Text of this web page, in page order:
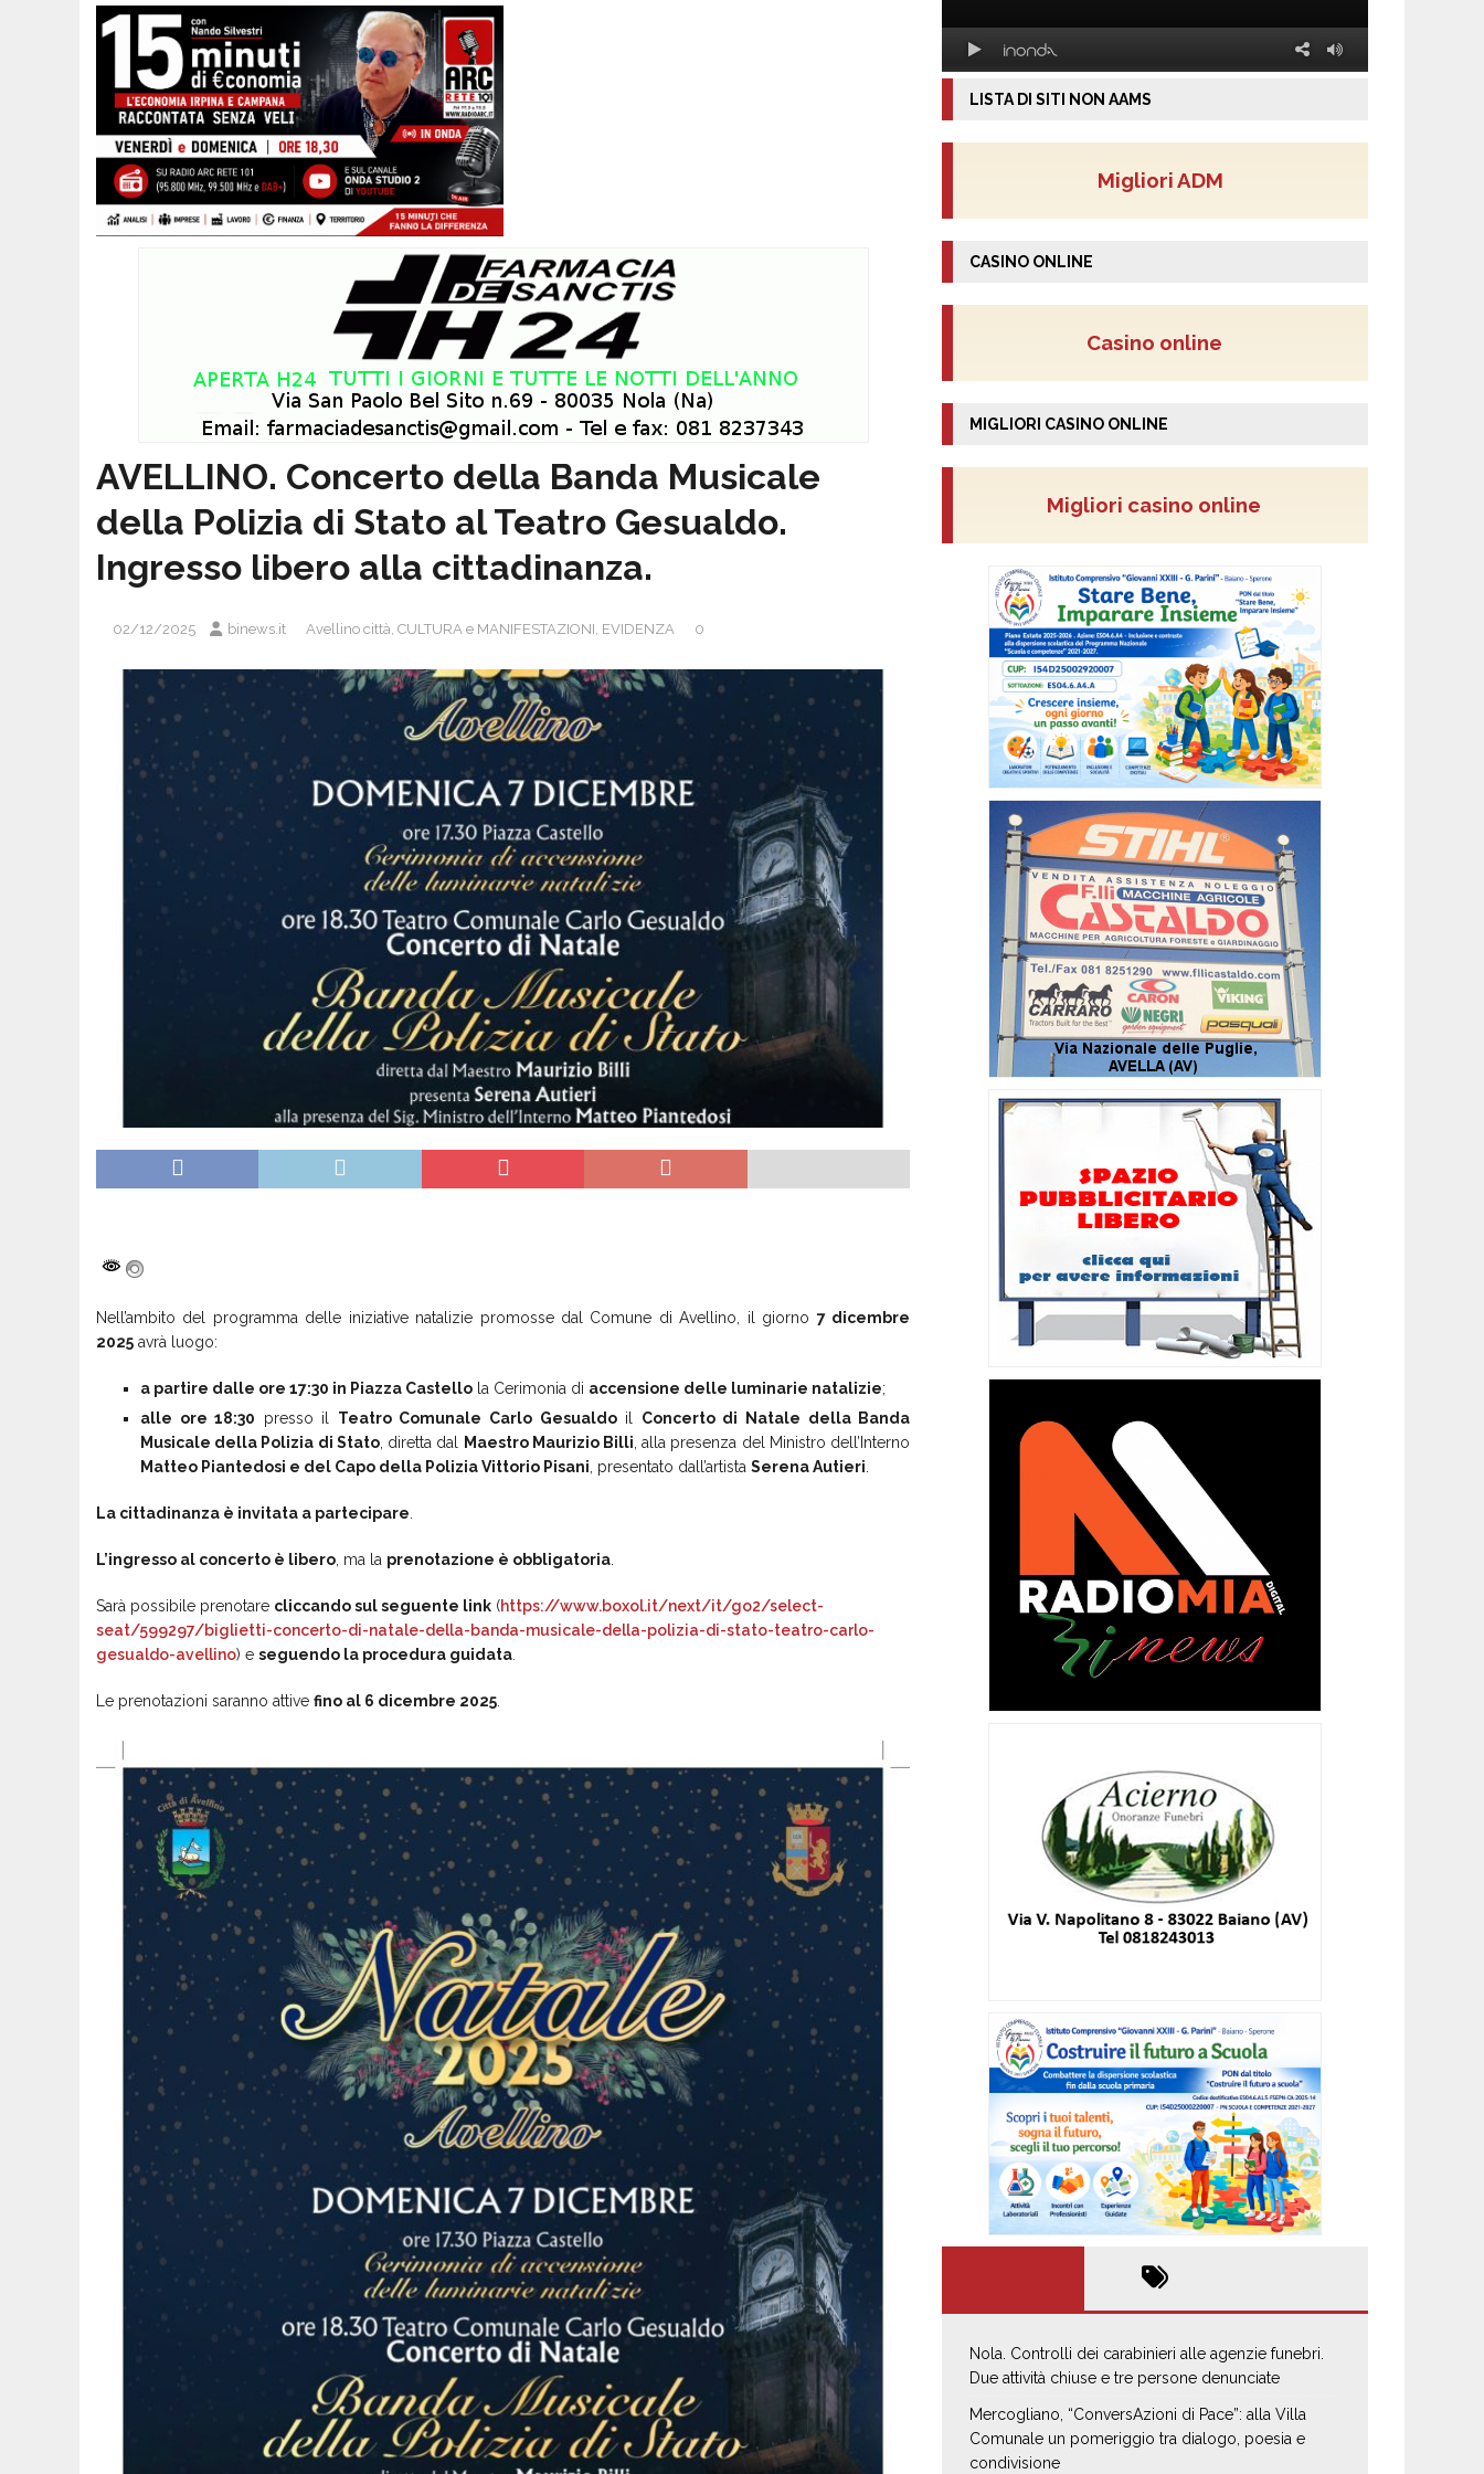
AVELLINO. Concerto della Banda Musicale
della Polizia di Stato al Teatro Gesualdo.
Ingresso libero alla cittadinanza.
02/12/2025 binews.it Avellino città, CULTURA e MANIFESTAZIONI, EVIDENZA 0
Nell’ambito del programma delle iniziative natalizie promosse dal Comune di Avellino, il giorno 7 dicembre
2025 avrà luogo:
a partire dalle ore 17:30 in Piazza Castello la Cerimonia di accensione delle luminarie natalizie;
alle ore 18:30 presso il Teatro Comunale Carlo Gesualdoil Concerto di Natale della Banda
Musicale della Polizia di Stato, diretta dal Maestro Maurizio Billi , alla presenza del Ministro dell’Interno
Matteo Piantedosi e del Capo della Polizia Vittorio Pisani , presentato dall’artista Serena Autieri
La cittadinanza è invitata a partecipare
L’ingresso al concerto è libero , ma la prenotazione è obbligatoria
Sarà possibile prenotare cliccando sul seguente link (https://www.boxol.it/next/it/go2/select-
seat/599297/biglietti-concerto-di-natale-della-banda-musicale-della-polizia-di-stato-teatro-carlo-
gesualdo-avellino) e seguendo la procedura guidata
Le prenotazioni saranno attive fino al 6 dicembre 2025
LISTA DI SITI NON AAMS
Migliori ADM
CASINO ONLINE
Casino online
MIGLIORI CASINO ONLINE
Migliori casino online
Nola. Controlli dei carabinieri alle agenzie funebri.
Due attività chiuse e tre persone denunciate
Mercogliano, “ConversAzioni di Pace”: alla Villa
Comunale un pomeriggio tra dialogo, poesia e
condivisione